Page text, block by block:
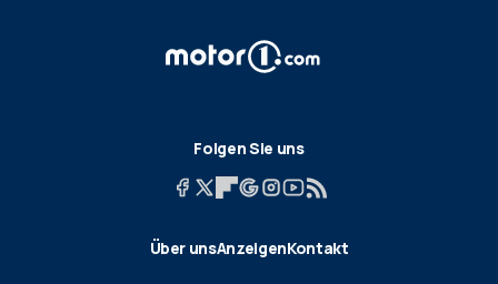
Folgen Sie uns
Über unsAnzeigenKontakt